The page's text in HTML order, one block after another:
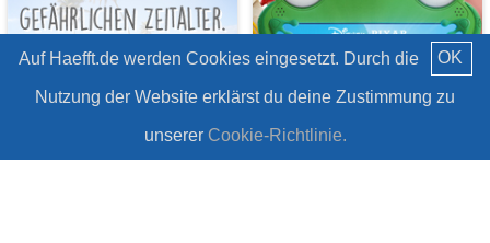
OK
Auf Haefft.de werden Cookies eingesetzt. Durch die
Nutzung der Website erklärst du deine Zustimmung zu
unserer Cookie-Richtlinie.